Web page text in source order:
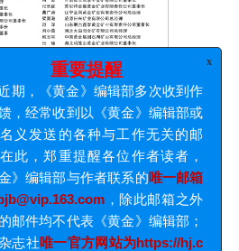
重要提醒
期，《黄金》编辑部多次收到作
，经常收到以《黄金》编辑部或
义发送的各种与工作无关的邮
此，郑重提醒各位作者读者，
》编辑部与作者联系的唯一邮箱
，除此邮箱之外
邮件均不代表《黄金》编辑部；
志社唯一官方网站为https://hj.c